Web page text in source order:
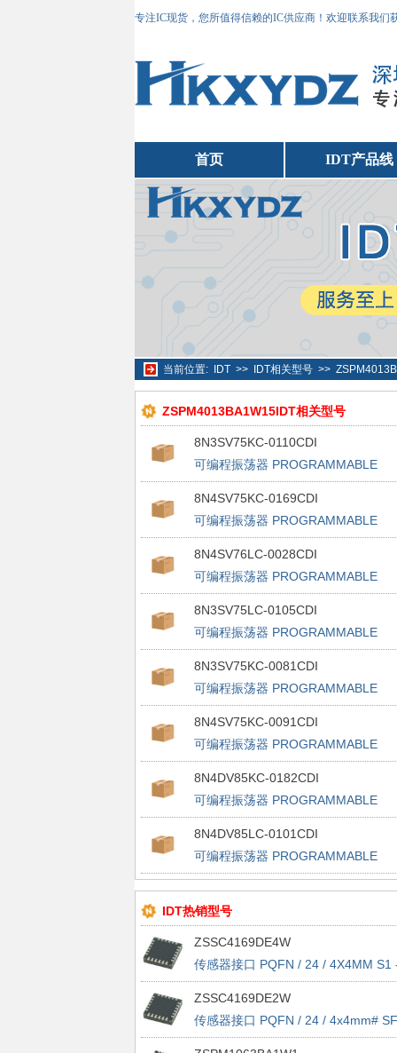
专注IC现货，您所值得信赖的IC供应商！欢迎联系我们
首页 IDT产品线
当前位置: IDT>> IDT相关型号>>
ZSPM4013BA1W15IDT相关型号
8N3SV75KC-0110CDI
可编程振荡器 PROGRAMMABLE
FEMTOCLOCK
8N4SV75KC-0169CDI
可编程振荡器 PROGRAMMABLE
FEMTOCLOCK
8N4SV76LC-0028CDI
可编程振荡器 PROGRAMMABLE
FEMTOCLOCK
8N3SV75LC-0105CDI
可编程振荡器 PROGRAMMABLE
FEMTOCLOCK
8N3SV75KC-0081CDI
可编程振荡器 PROGRAMMABLE
FEMTOCLOCK
8N4SV75KC-0091CDI
可编程振荡器 PROGRAMMABLE
FEMTOCLOCK
8N4DV85KC-0182CDI
可编程振荡器 PROGRAMMABLE
FEMTOCLOCK
8N4DV85LC-0101CDI
可编程振荡器 PROGRAMMABLE
FEMTOCLOCK
IDT热销型号
ZSSC4169DE4W
传感器接口 PQFN / 24 / 4X4MM S1
TAPE&REEL - 7"
ZSSC4169DE2W
传感器接口 PQFN / 24 / 4x4mm#
tape&reel - 7"